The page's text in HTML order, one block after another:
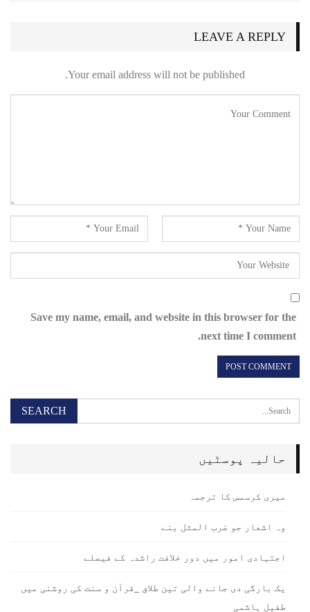
LEAVE A REPLY
Your email address will not be published.
Save my name, email, and website in this browser for the
next time I comment.
حالیہ پوسٹیں
میری کرسمس کا ترجمہ
وہ اشعار جو ضرب المثل بنے
اجتہادی امور میں دور خلافت راشدہ کے فیصلے
یک بارگی دی جانے والی تین طلاق _قرآن و سنت کی روشنی میں
طفیل ہاشمی